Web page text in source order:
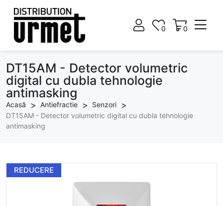
0
0 0
DT15AM - Detector volumetric
digital cu dubla tehnologie
antimasking
Acasă Antiefractie
Senzori
DT15AM - Detector volumetric digital cu dubla tehnologie
antimasking
REDUCERE